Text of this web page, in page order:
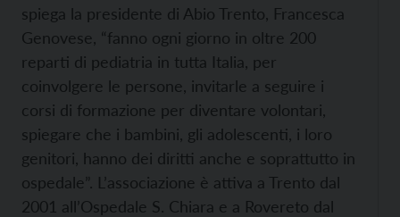
spiega la presidente di Abio Trento, Francesca
Genovese, “fanno ogni giorno in oltre 200
reparti di pediatria in tutta Italia, per
coinvolgere le persone, invitarle a seguire i
corsi di formazione per diventare volontari,
spiegare che i bambini, gli adolescenti, i loro
genitori, hanno dei diritti anche e soprattutto in
ospedale”. L’associazione è attiva a Trento dal
2001 all’Ospedale S. Chiara e a Rovereto dal